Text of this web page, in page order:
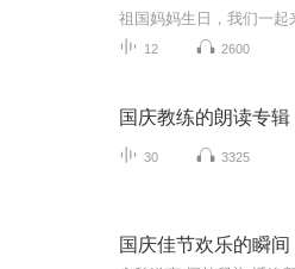
12 2600
国庆教练的朗读专辑
30 3325
国庆佳节欢乐的瞬间